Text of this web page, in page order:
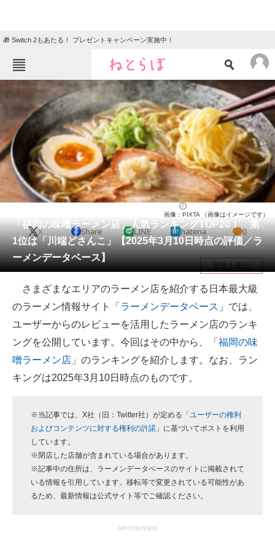
🎁 Switch 2もあたる！ プレゼントキャンペーン実施中！
ねとらぼメニュー
ニュース
エンタメ クイズ
グルメ 地域
住まい 教育・育児
動物 リサーチ
会員記事
メディア
注目記事を集めた総合ページ
ITの今と未来を見通す
スマホと通信の最新トレンド
進化するPCとデバイスの未来
好きが集まる 比べて選べる
AI活用のいまが分かる
企業ITのトレンドを詳説
経営リーダーのコミュニティ
「福岡の味噌ラーメン店」人気ランキングTOP20！ 第
1位は「川端どさんこ」【2025年3月10日時点の評価／ラ
ーメンデータベース】
画像：PIXTA （画像はイメージです）
X Share LINE hatena 0
目次を表示
さまざまなエリアのラーメン店を紹介する日本最大級
のラーメン情報サイト「 ラーメンデータベース 」では、
ユーザーからのレビューを活用したラーメン店のランキ
ングを公開しています。今回はその中から、「 福岡の味
噌ラーメン店 」のランキングを紹介します。なお、ラン
キングは2025年3月10日時点のものです。
※当記事では、X社（旧：Twitter社）が定める「 ユーザーの権利
およびコンテンツに対する権利の許諾 」に基づいてポストを利用
しています。
※閉店した店舗が含まれている場合があります。
※記事中の住所は、ラーメンデータベースのサイトに掲載されて
いる情報を引用しています。移転等で変更されている可能性があ
るため、最新情報は公式サイト等でご確認ください。
advertisement